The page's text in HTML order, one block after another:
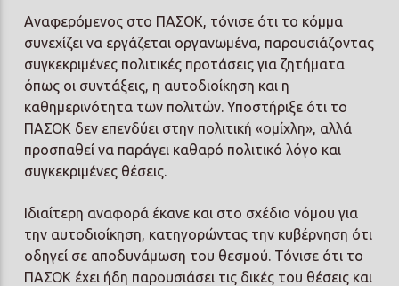
Αναφερόμενος στο ΠΑΣΟΚ, τόνισε ότι το κόμμα
συνεχίζει να εργάζεται οργανωμένα, παρουσιάζοντας
συγκεκριμένες πολιτικές προτάσεις για ζητήματα
όπως οι συντάξεις, η αυτοδιοίκηση και η
καθημερινότητα των πολιτών. Υποστήριξε ότι το
ΠΑΣΟΚ δεν επενδύει στην πολιτική «ομίχλη», αλλά
προσπαθεί να παράγει καθαρό πολιτικό λόγο και
συγκεκριμένες θέσεις.
Ιδιαίτερη αναφορά έκανε και στο σχέδιο νόμου για
την αυτοδιοίκηση, κατηγορώντας την κυβέρνηση ότι
οδηγεί σε αποδυνάμωση του θεσμού. Τόνισε ότι το
ΠΑΣΟΚ έχει ήδη παρουσιάσει τις δικές του θέσεις και